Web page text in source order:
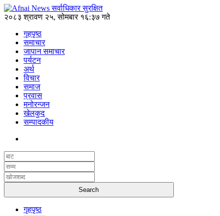
२०८३ श्रावण २५, सोमबार १६:३७ गते
गृहपृष्ठ
समाचार
जापान समाचार
पर्यटन
अर्थ
विचार
समाज
प्रवास
मनोरन्जन
खेलकुद
सम्पादकीय
गृहपृष्ठ